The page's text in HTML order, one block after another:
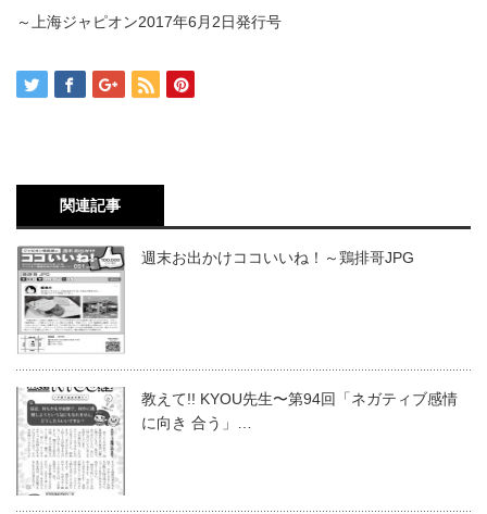
～上海ジャピオン2017年6月2日発行号
関連記事
週末お出かけココいいね！～鶏排哥JPG
教えて!! KYOU先生〜第94回「ネガティブ感情
に向き 合う」…